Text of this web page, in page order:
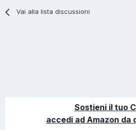
Vai alla lista discussioni
Sostieni il tuo
accedi ad Amazon da